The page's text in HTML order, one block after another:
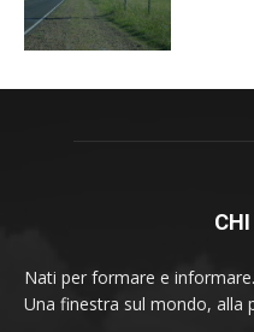
Nati per formare e informare.
Una finestra sul mondo, alla